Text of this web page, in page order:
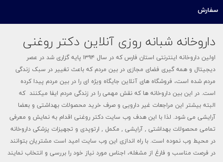
سفارش
داروخانه شبانه روزی آنلاین دکتر روغنی
اولین داروخانه اینترنتی استان فارس که در سال ۱۳۹۴ پایه گزاری شد در عصر
دیجیتال و همه گیری فضای مجازی در بین مردم که باعث تغییر در سبک زندگی
مردم شده است، فروشگاه های آنلاین جایگاه ویژه ای را در بین مردم پیدا کرده
است. در این بین داروخانه ها که نقش مهمی را در زندگی مردم ایفا میکنند که
البته بیشتر این مراجعات غیر دارویی و صرف خرید محصولات بهداشتی و بعضا
آرایشی می شود. لذا با این هدف وب سایت دکتر روغنی اقدام به نمایش و معرفی
تمامی محصولات بهداشتی , آرایشی , مکمل , ارتوپدی و تجهیزات پزشکی داروخانه
در محیط وب نموده است. با راه اندازی این وب سایت امید است مشتریان بتوانند
در فرصت مناسب و فارغ از مشغله، اجناس مورد نیاز خود را بررسی و انتخاب نمایند